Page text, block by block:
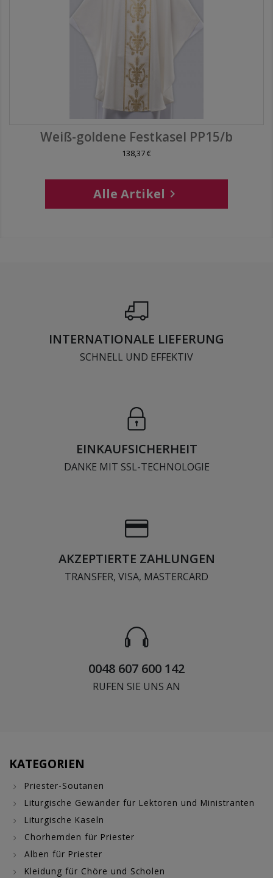
Weiß-goldene Festkasel PP15/b
138,37 €
Alle Artikel 
INTERNATIONALE LIEFERUNG
SCHNELL UND EFFEKTIV
EINKAUFSICHERHEIT
DANKE MIT SSL-TECHNOLOGIE
AKZEPTIERTE ZAHLUNGEN
TRANSFER, VISA, MASTERCARD
0048 607 600 142
RUFEN SIE UNS AN
KATEGORIEN
Priester-Soutanen
Liturgische Gewänder für Lektoren und Ministranten
Liturgische Kaseln
Chorhemden für Priester
Alben für Priester
Kleidung für Chöre und Scholen